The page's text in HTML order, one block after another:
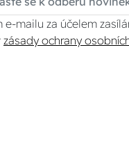
e-mailu za účelem
zásady ochrany